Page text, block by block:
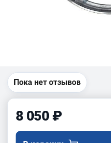
Пока нет отзывов
8 050 ₽